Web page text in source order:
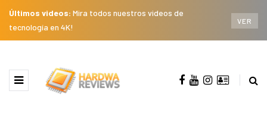
Últimos videos: Mira todos nuestros videos de
tecnología en 4K!
VER